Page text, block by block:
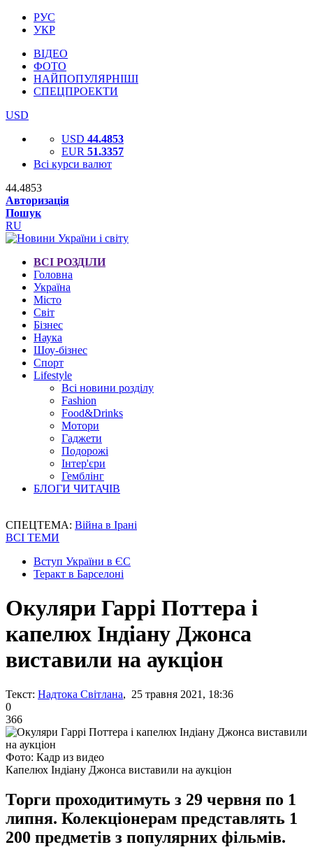
РУС
УКР
ВІДЕО
ФОТО
НАЙПОПУЛЯРНІШІ
СПЕЦПРОЕКТИ
USD
USD 44.4853
EUR 51.3357
Всі курси валют
44.4853
Авторизація
Пошук
RU
ВСІ РОЗДІЛИ
Головна
Україна
Місто
Світ
Бізнес
Наука
Шоу-бізнес
Спорт
Lifestyle
Всі новини розділу
Fashion
Food&Drinks
Мотори
Гаджети
Подорожі
Інтер'єри
Гемблінг
БЛОГИ ЧИТАЧІВ
СПЕЦТЕМА: Війна в Ірані
ВСІ ТЕМИ
Вступ України в ЄС
Теракт в Барселоні
Окуляри Гаррі Поттера і
капелюх Індіану Джонса
виставили на аукціон
Текст: Надтока Світлана, 25 травня 2021, 18:36
0
366
Фото: Кадр из видео
Капелюх Індіану Джонса виставили на аукціон
Торги проходитимуть з 29 червня по 1
липня. Колекціонерам представлять 1
200 предметів з популярних фільмів.